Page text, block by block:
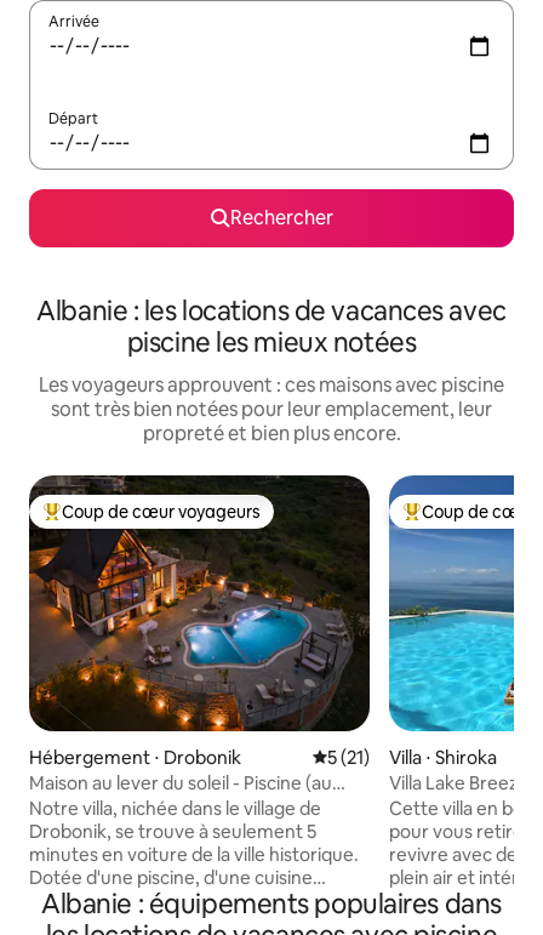
Arrivée
Départ
Rechercher
Albanie : les locations de vacances avec
piscine les mieux notées
Les voyageurs approuvent : ces maisons avec piscine
sont très bien notées pour leur emplacement, leur
propreté et bien plus encore.
Coups de cœur voyageurs les plus appréciés
Coup de cœur voyageurs
Hébergement ⋅ Drobonik Évaluation moyenne sur la
5 (21)
Maison au lever du soleil - Piscine (au
2ème étage )
Notre villa, nichée dans le village de
Drobonik, se trouve à seulement 5
minutes en voiture de la ville historique.
Dotée d'une piscine, d'une cuisine
entièrement équipée et de tous les
équipements nécessaires pour les
Coups de cœur
Coup de cœur
Villa ⋅ Shiroka
Villa Lake Breeze
magnifique
Cette villa en
pour vous retirer,
revivre avec de
plein air et
chambres avec
les matinées au
Albanie : équipements populaires dans